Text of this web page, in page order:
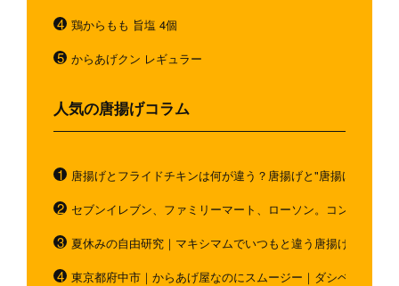
鶏からもも 旨塩 4個
からあげクン レギュラー
人気の唐揚げコラム
唐揚げとフライドチキンは何が違う？唐揚げと"唐揚げと似て
セブンイレブン、ファミリーマート、ローソン。コンビニの
夏休みの自由研究｜マキシマムでいつもと違う唐揚げを作ろう
東京都府中市｜からあげ屋なのにスムージー｜ダシベース唐